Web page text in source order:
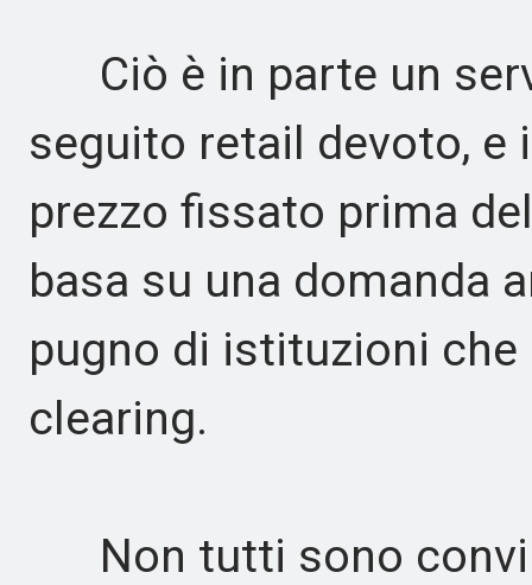
Ciò è in parte un
seguito retail devoto, e
prezzo fissato prima
basa su una domanda
pugno di istituzioni
clearing.
Non tutti sono